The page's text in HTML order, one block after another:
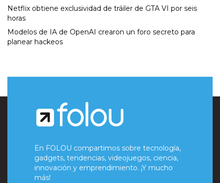
Netflix obtiene exclusividad de tráiler de GTA VI por seis
horas
Modelos de IA de OpenAI crearon un foro secreto para
planear hackeos
En FOLOU compartimos sobre tecnología,
gadgets, tendencias, videojuegos, ciencia,
innovación y emprendimiento. ¡Y mucho
más!